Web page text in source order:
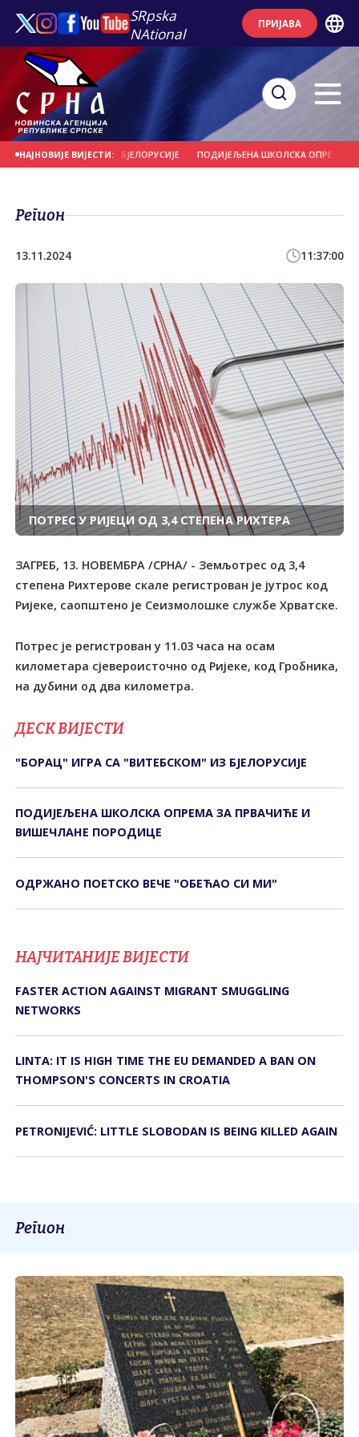
SRpska
NAtional
ПРИЈАВА
НАЈНОВИЈЕ ВИЈЕСТИ:
СА "ВИТЕБСКОМ" ИЗ БЈЕЛОРУСИЈЕ ПОДИЈЕЉЕНА ШКОЛСКА ОПРЕМА ЗА
Регион
13.11.2024 11:37:00
ПОТРЕС У РИЈЕЦИ ОД 3,4 СТЕПЕНА РИХТЕРА
ЗАГРЕБ, 13. НОВЕМБРА /СРНА/ - Земљотрес од 3,4
степена Рихтерове скале регистрован је јутрос код
Ријеке, саопштено је Сеизмолошке службе Хрватске.
Потрес је регистрован у 11.03 часа на осам
километара сјевероисточно од Ријеке, код Гробника,
на дубини од два километра.
ДЕСК ВИЈЕСТИ
"БОРАЦ" ИГРА СА "ВИТЕБСКОМ" ИЗ БЈЕЛОРУСИЈЕ
ПОДИЈЕЉЕНА ШКОЛСКА ОПРЕМА ЗА ПРВАЧИЋЕ И
ВИШЕЧЛАНЕ ПОРОДИЦЕ
ОДРЖАНО ПОЕТСКО ВЕЧЕ "ОБЕЋАО СИ МИ"
НАЈЧИТАНИЈЕ ВИЈЕСТИ
FASTER ACTION AGAINST MIGRANT SMUGGLING
NETWORKS
LINTA: IT IS HIGH TIME THE EU DEMANDED A BAN ON
THOMPSON'S CONCERTS IN CROATIA
PETRONIJEVIĆ: LITTLE SLOBODAN IS BEING KILLED AGAIN
Регион